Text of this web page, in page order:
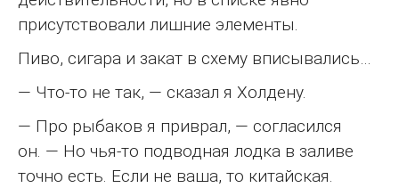
присутствовали лишние элементы.
Пиво, сигара и закат в схему вписывались…
— Что-то не так, — сказал я Холдену.
— Про рыбаков я приврал, — согласился
он. — Но чья-то подводная лодка в заливе
точно есть. Если не ваша, то китайская.